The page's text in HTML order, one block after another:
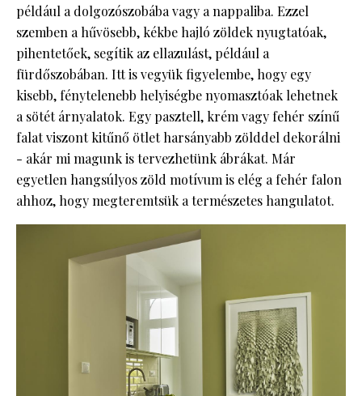
például a dolgozószobába vagy a nappaliba. Ezzel
szemben a hűvösebb, kékbe hajló zöldek nyugtatóak,
pihentetőek, segítik az ellazulást, például a
fürdőszobában. Itt is vegyük figyelembe, hogy egy
kisebb, fénytelenebb helyiségbe nyomasztóak lehetnek
a sötét árnyalatok. Egy pasztell, krém vagy fehér színű
falat viszont kitűnő ötlet harsányabb zölddel dekorálni
- akár mi magunk is tervezhetünk ábrákat. Már
egyetlen hangsúlyos zöld motívum is elég a fehér falon
ahhoz, hogy megteremtsük a természetes hangulatot.